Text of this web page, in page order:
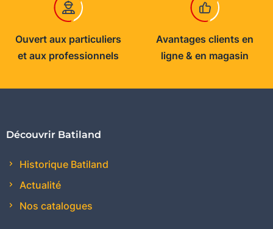
Ouvert aux particuliers
et aux professionnels
Avantages clients en
ligne & en magasin
Découvrir Batiland
Historique Batiland
Actualité
Nos catalogues